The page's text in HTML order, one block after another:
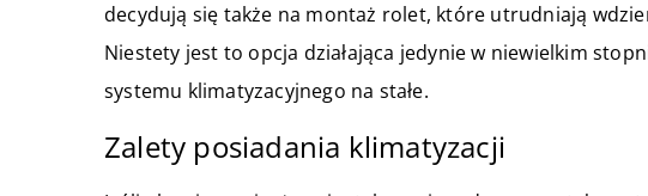
decydują się także na montaż rolet, które utrudniają
Niestety jest to opcja działająca jedynie w niewielkim
systemu klimatyzacyjnego na stałe.
Zalety posiadania klimatyzacji